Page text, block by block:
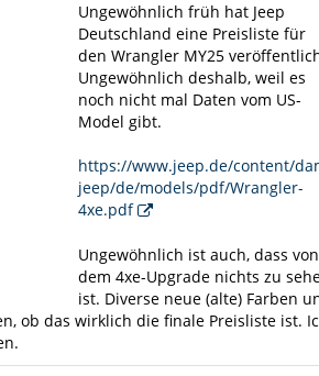
Ungewöhnlich früh hat Jeep
Deutschland eine Preisliste für
den Wrangler MY25
Ungewöhnlich deshalb, weil es
noch nicht mal Daten vom US-
Model gibt.
https://www.jeep.de/content/
jeep/de/models/pdf/Wrangler-
4xe.pdf
Ungewöhnlich ist auch, dass von
dem 4xe-Upgrade nichts zu
ist. Diverse neue (alte) Farben
ob das wirklich die finale Preisliste ist.